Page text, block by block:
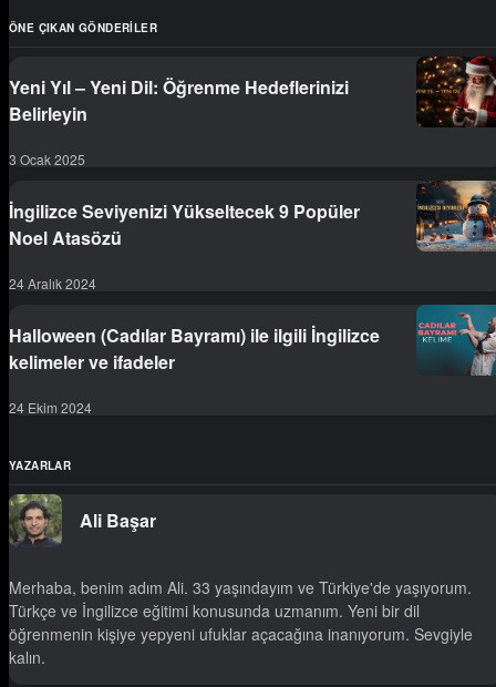
ÖNE ÇIKAN GÖNDERILER
Yeni Yıl – Yeni Dil: Öğrenme Hedeflerinizi
Belirleyin
3 Ocak 2025
İngilizce Seviyenizi Yükseltecek 9 Popüler
Noel Atasözü
24 Aralık 2024
Halloween (Cadılar Bayramı) ile ilgili İngilizce
kelimeler ve ifadeler
24 Ekim 2024
YAZARLAR
Ali Başar
Merhaba, benim adım Ali. 33 yaşındayım ve Türkiye'de yaşıyorum.
Türkçe ve İngilizce eğitimi konusunda uzmanım. Yeni bir dil
öğrenmenin kişiye yepyeni ufuklar açacağına inanıyorum. Sevgiyle
kalın.